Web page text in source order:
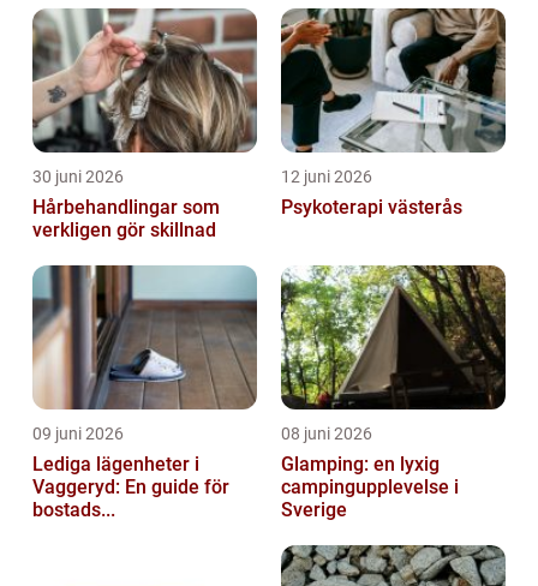
30 juni 2026
Hårbehandlingar som
verkligen gör skillnad
12 juni 2026
Psykoterapi västerås
09 juni 2026
Lediga lägenheter i
Vaggeryd: En guide för
bostads...
08 juni 2026
Glamping: en lyxig
campingupplevelse i
Sverige